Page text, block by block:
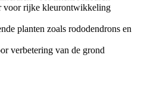
voor rijke kleurontwikkeling
planten zoals rododendrons en
verbetering van de grond